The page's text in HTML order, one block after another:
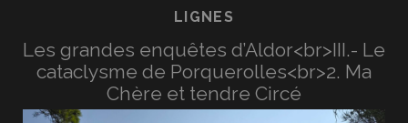
LIGNES
Les grandes enquêtes d’Aldor<br>III.- Le
cataclysme de Porquerolles<br>2. Ma
Chère et tendre Circé